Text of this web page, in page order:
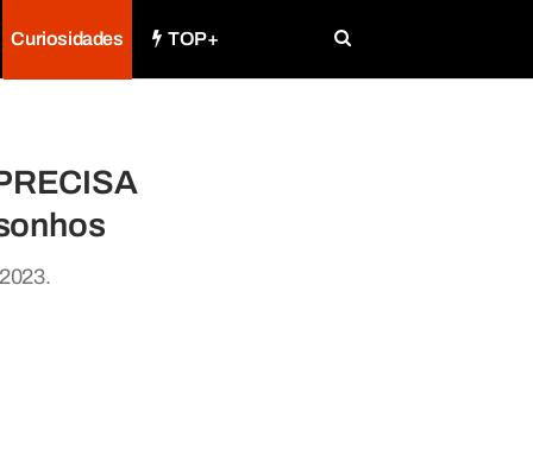
Curiosidades TOP+